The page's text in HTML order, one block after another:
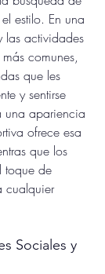
estilo. En una
las actividades
comunes,
que les
y sentirse
una apariencia
ofrece esa
que los
toque de
cualquier
Sociales y